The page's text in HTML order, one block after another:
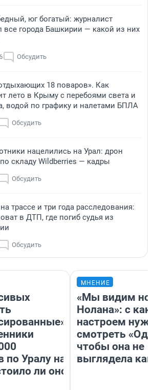
юг богатый: журналист
все города Башкирии — какой из них
Обсудить
18 поваров». Как
лето в Крыму с перебоями света и
водой по графику и налетами БПЛА
Обсудить
нацелились на Урал: дрон
складу Wildberries — кадры
Обсудить
трассе и три года расследования:
в ДТП, где погиб судья из
Обсудить
по Уралу на
ли оно
МНЕНИЕ
«Мы видим
Нолана»: с
настроем
смотреть
чтобы она не
выглядела как